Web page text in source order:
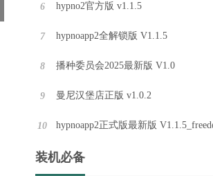
6 hypno2官方版 v1.1.5
7 hypnoapp2全解锁版 V1.1.5
8 播种委员会2025最新版 V1.0
9 曼尼汉堡店正版 v1.0.2
10 hypnoapp2正式版最新版
装机必备